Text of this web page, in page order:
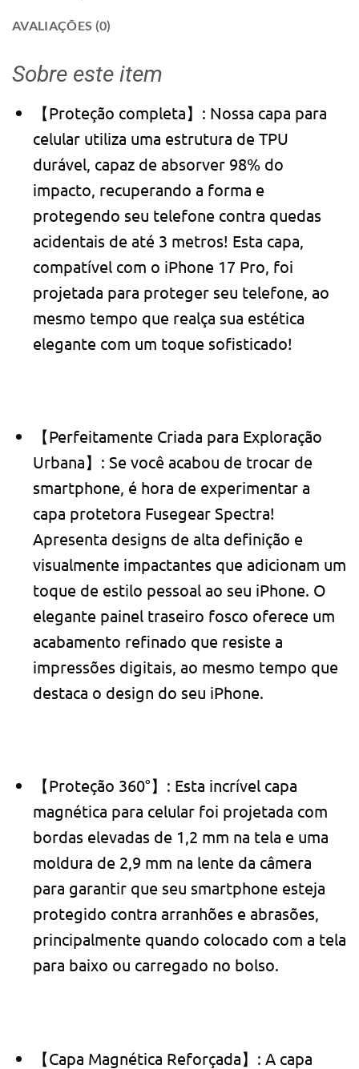
AVALIAÇÕES (0)
Sobre este item
【Proteção completa】: Nossa capa para
celular utiliza uma estrutura de TPU
durável, capaz de absorver 98% do
impacto, recuperando a forma e
protegendo seu telefone contra quedas
acidentais de até 3 metros! Esta capa,
compatível com o iPhone 17 Pro, foi
projetada para proteger seu telefone, ao
mesmo tempo que realça sua estética
elegante com um toque sofisticado!
【Perfeitamente Criada para Exploração
Urbana】: Se você acabou de trocar de
smartphone, é hora de experimentar a
capa protetora Fusegear Spectra!
Apresenta designs de alta definição e
visualmente impactantes que adicionam um
toque de estilo pessoal ao seu iPhone. O
elegante painel traseiro fosco oferece um
acabamento refinado que resiste a
impressões digitais, ao mesmo tempo que
destaca o design do seu iPhone.
【Proteção 360°】: Esta incrível capa
magnética para celular foi projetada com
bordas elevadas de 1,2 mm na tela e uma
moldura de 2,9 mm na lente da câmera
para garantir que seu smartphone esteja
protegido contra arranhões e abrasões,
principalmente quando colocado com a tela
para baixo ou carregado no bolso.
【Capa Magnética Reforçada】: A capa